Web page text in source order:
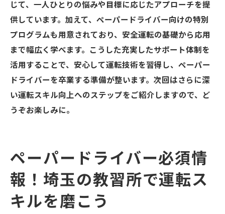
じて、一人ひとりの悩みや目標に応じたアプローチを提
供しています。加えて、ペーパードライバー向けの特別
プログラムも用意されており、安全運転の基礎から応用
まで幅広く学べます。こうした充実したサポート体制を
活用することで、安心して運転技術を習得し、ペーパー
ドライバーを卒業する準備が整います。次回はさらに深
い運転スキル向上へのステップをご紹介しますので、ど
うぞお楽しみに。
ペーパードライバー必須情
報！埼玉の教習所で運転ス
キルを磨こう